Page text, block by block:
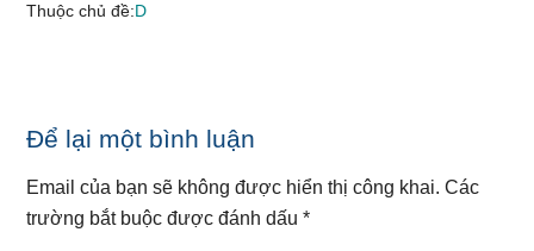
Thuộc chủ đề:D
Reader
Interactions
Để lại một bình luận
Email của bạn sẽ không được hiển thị công khai. Các
trường bắt buộc được đánh dấu*